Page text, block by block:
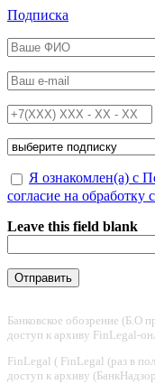
Перейти к основному
Подписка
ФИО*
Email*
Телефон*
Подписка на*
Обработка
Я ознакомлен(а) с
согласие на
Leave this field blank
Банковское обозрение (Б.О
доступ к архиву FinLegal-
FinLegal ( FinLegal (раз в
доступ к архиву